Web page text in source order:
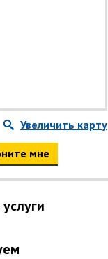
Увеличить карту
мне